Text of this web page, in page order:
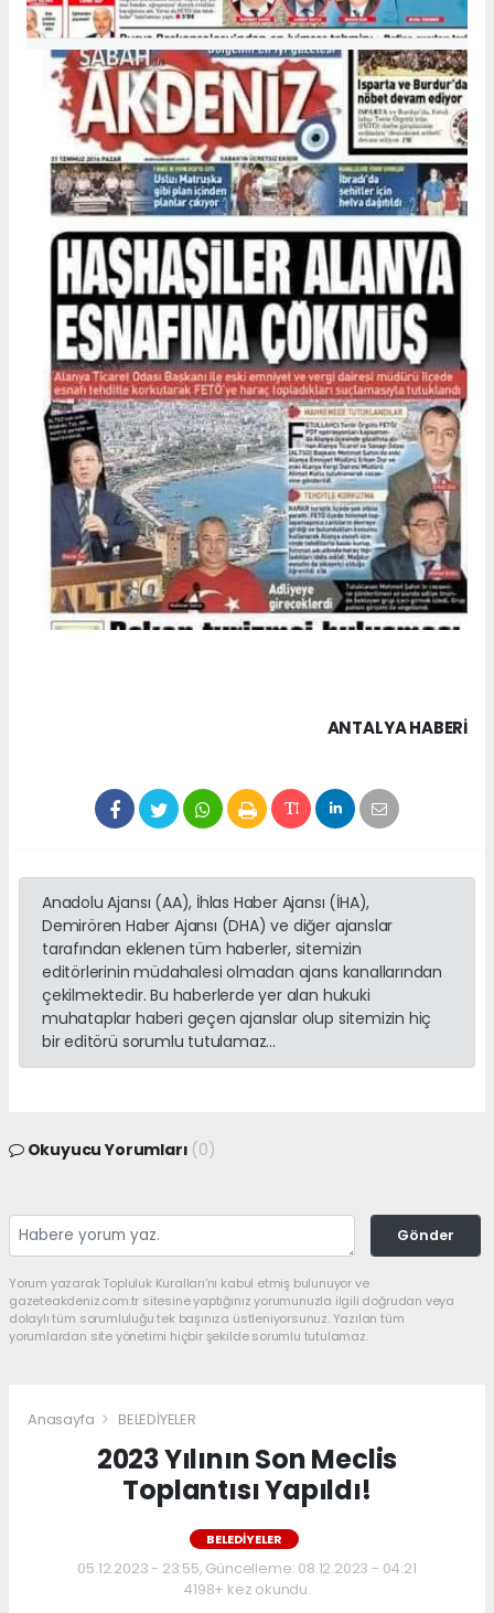
ANTALYA HABERİ
Anadolu Ajansı (AA), İhlas Haber Ajansı (İHA),
Demirören Haber Ajansı (DHA) ve diğer ajanslar
tarafından eklenen tüm haberler, sitemizin
editörlerinin müdahalesi olmadan ajans kanallarından
çekilmektedir. Bu haberlerde yer alan hukuki
muhataplar haberi geçen ajanslar olup sitemizin hiç
bir editörü sorumlu tutulamaz...
Okuyucu Yorumları (0)
Gönder
Yorum yazarak Topluluk Kuralları’nı kabul etmiş bulunuyor ve
gazeteakdeniz.com.tr sitesine yaptığınız yorumunuzla ilgili doğrudan veya
dolaylı tüm sorumluluğu tek başınıza üstleniyorsunuz. Yazılan tüm
yorumlardan site yönetimi hiçbir şekilde sorumlu tutulamaz.
Anasayfa BELEDİYELER
2023 Yılının Son Meclis
Toplantısı Yapıldı!
BELEDİYELER
05.12.2023 - 23:55, Güncelleme: 08.12.2023 - 04:21
4198+ kez okundu.